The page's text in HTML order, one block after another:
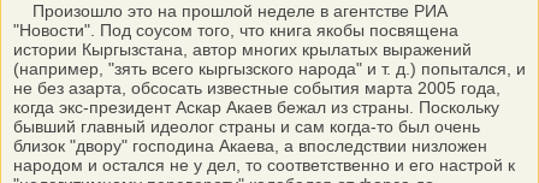
Произошло это на прошлой неделе в агентстве РИА
"Новости". Под соусом того, что книга якобы посвящена
истории Кыргызстана, автор многих крылатых выражений
(например, "зять всего кыргызского народа" и т. д.) попытался, и
не без азарта, обсосать известные события марта 2005 года,
когда экс-президент Аскар Акаев бежал из страны. Поскольку
бывший главный идеолог страны и сам когда-то был очень
близок "двору" господина Акаева, а впоследствии низложен
народом и остался не у дел, то соответственно и его настрой к